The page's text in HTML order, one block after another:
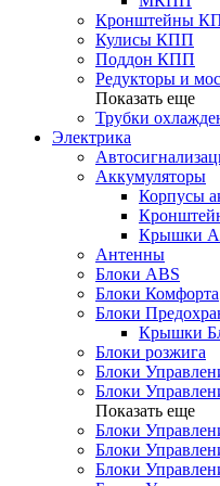
Кронштейны
Кулисы КПП
Поддон КПП
Редукторы и
Показать еще
Трубки
Электрика
Аккумуляторы
Корпусы
Крышки
Антенны
Блоки ABS
Блоки Комфорта
Блоки
Крышки
Блоки розжига
Блоки
Блоки
Показать еще
Блоки
Блоки
Блоки